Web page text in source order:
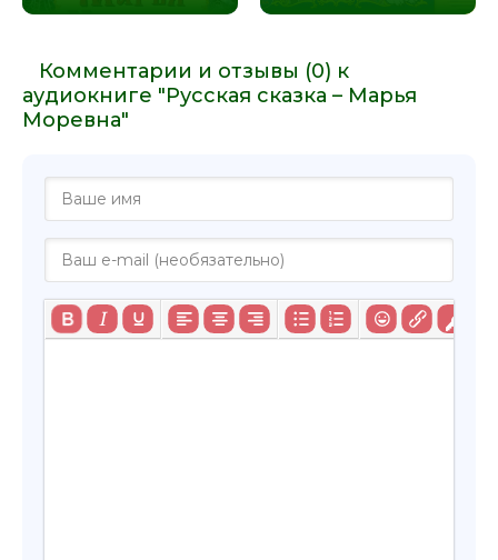
Комментарии и отзывы (0) к
аудиокниге "Русская сказка – Марья
Моревна"